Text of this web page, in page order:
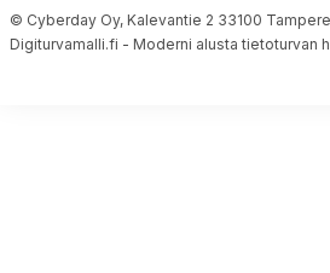
© Cyberday Oy, Kalevantie 2 33100
Digiturvamalli.fi - Moderni alusta tietoturvan